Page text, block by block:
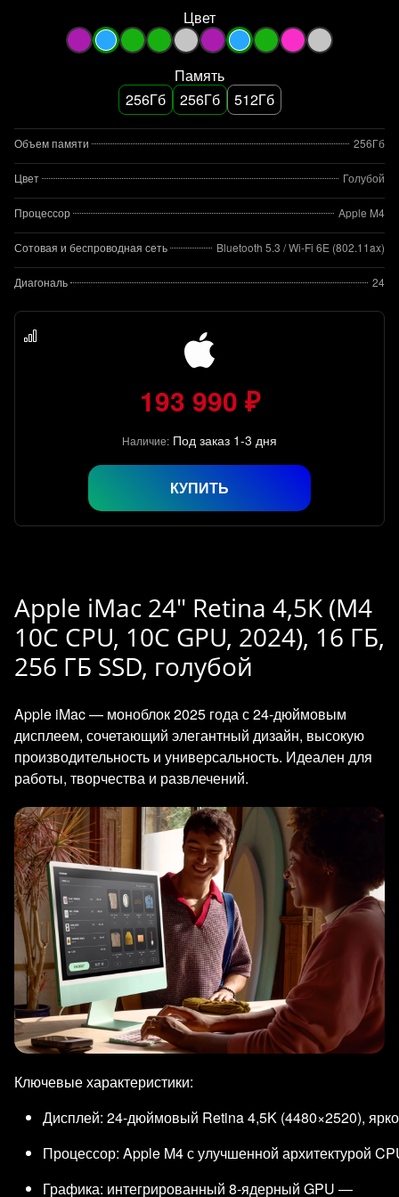
Цвет
Память
256Гб
256Гб 512Гб
Объем памяти 256Гб
Цвет Голубой
Процессор Apple M4
Сотовая и беспроводная сеть Bluetooth 5.3 / Wi-Fi 6E (802.11ax)
Диагональ 24
193 990 ₽
Наличие: Под заказ 1-3 дня
КУПИТЬ
Apple iMac 24" Retina 4,5K (M4
10C CPU, 10C GPU, 2024), 16 ГБ,
256 ГБ SSD, голубой
Apple iMac — моноблок 2025 года с 24‑дюймовым
дисплеем, сочетающий элегантный дизайн, высокую
производительность и универсальность. Идеален для
работы, творчества и развлечений.
Ключевые характеристики:
Дисплей: 24‑дюймовый Retina 4,5K (4480×2520),
Процессор: Apple M4 с улучшенной архитектурой
Графика: интегрированный 8‑ядерный GPU —